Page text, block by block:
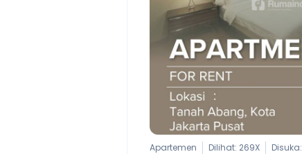
Apartemen Dilihat: 269X Disuka: